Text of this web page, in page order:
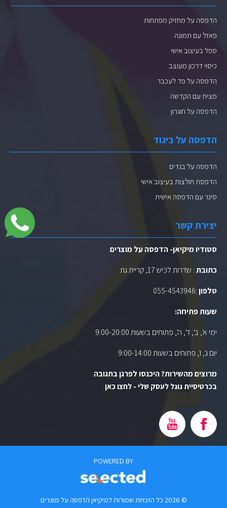
הדפסה על מחזיק מפתחות
פאזל עם תמונה
ספל בעיצוב אישי
כיסוי דרכון מעוצב
הדפסה על פד לעכבר
מצית עם הקדשה
הדפסה על חוגרון
הדפסה על ביגוד
הדפסה על בגדים
הדפסת חולצות בעיצוב אישי
סינר עם הדפסה אישית
יצירת קשר
סטודיו מיקיאן- הדפסה על מוצרים
כתובת: שדרות לכיש 17, קריית גת
טלפון:
055-4543946
שעות פתיחה:
ימי א', ב', ד', ה', פתוחים בשעות 9:00-20:00
יום ג', ו', פתוחים בשעות 9:00-14:00
מרוצים מהשירות? היכנסו לפרגן בתגובה
בכרטיסיית גוגל לעסק שלי - לחצו כאן
POWERED BY
© 2026 כל הזכויות שמורות למיקיאן הדפסה על מוצרים